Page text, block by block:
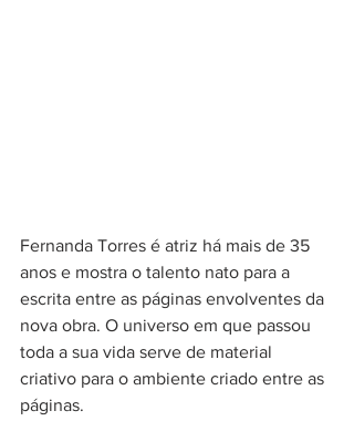
Fernanda Torres é atriz há mais de 35
anos e mostra o talento nato para a
escrita entre as páginas envolventes da
nova obra. O universo em que passou
toda a sua vida serve de material
criativo para o ambiente criado entre as
páginas.